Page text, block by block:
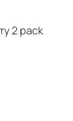
2 pack